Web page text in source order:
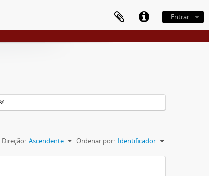
Entrar
Ordenar por: Identificador
Direção: Ascendente